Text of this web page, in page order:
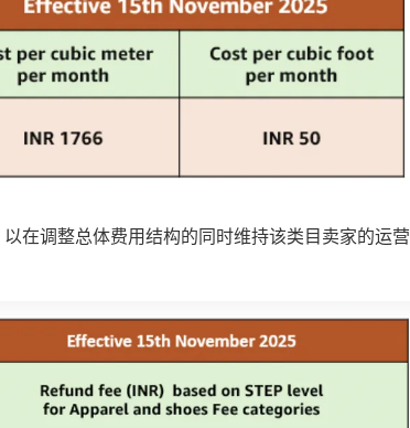
在调整总体费用结构的同时维持该类目卖家的运营